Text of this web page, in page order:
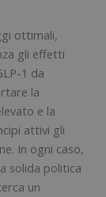
ottimali,
gli effetti
1 da
la
e la
attivi gli
In ogni caso,
solida politica
un